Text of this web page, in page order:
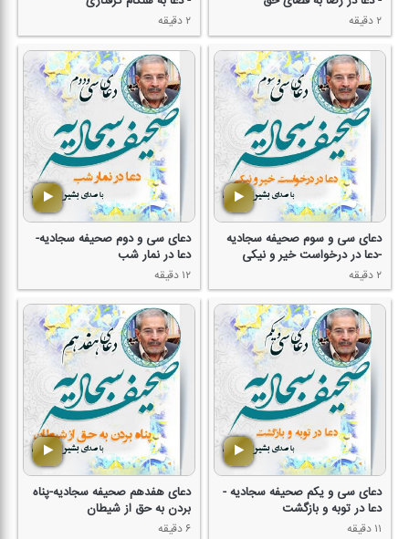
۲ دقیقه ۲ دقیقه
دعای سی و سوم صحیفه سجادیه
-دعا در درخواست خیر و نیكی
۲ دقیقه
دعای سی و دوم صحیفه سجادیه-
دعا در نمار شب
۱۲ دقیقه
دعای سی و یكم صحیفه سجادیه -
دعا در توبه و بازگشت
۱۱ دقیقه
دعای هفدهم صحیفه سجادیه-پناه
بردن به حق از شیطان
۶ دقیقه